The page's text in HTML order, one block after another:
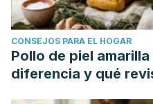
CONSEJOS PARA EL HOGAR
Pollo de piel
diferencia y qué